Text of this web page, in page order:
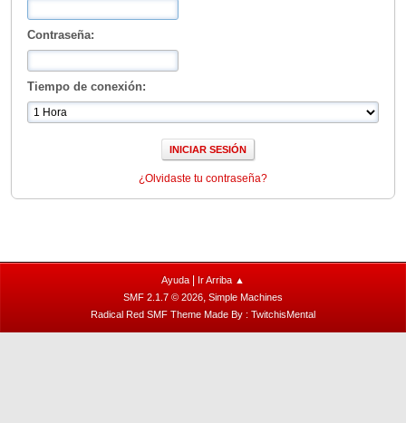
Contraseña:
Tiempo de conexión:
¿Olvidaste tu contraseña?
Ayuda
Ir Arriba ▲
SMF 2.1.7 © 2026, Simple Machines
Radical Red SMF Theme Made By : TwitchisMental